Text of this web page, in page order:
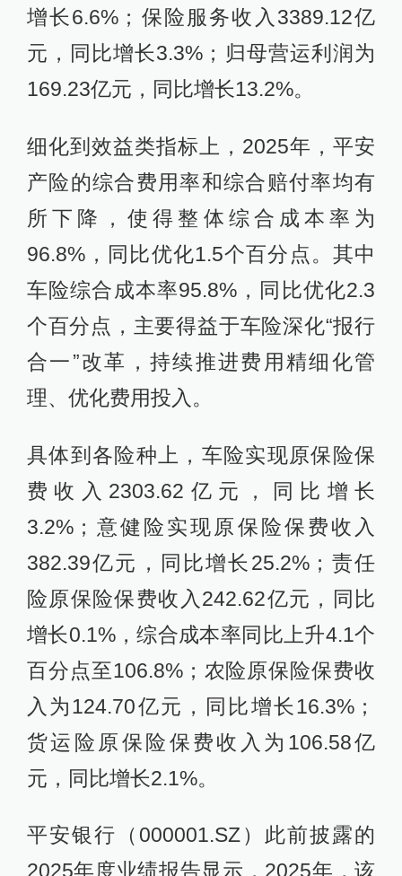
增长6.6%；保险服务收入3389.12亿
元，同比增长3.3%；归母营运利润为
169.23亿元，同比增长13.2%。
细化到效益类指标上，2025年，平安
产险的综合费用率和综合赔付率均有
所下降，使得整体综合成本率为
96.8%，同比优化1.5个百分点。其中
车险综合成本率95.8%，同比优化2.3
个百分点，主要得益于车险深化“报行
合一”改革，持续推进费用精细化管
理、优化费用投入。
具体到各险种上，车险实现原保险保
费收入2303.62亿元，同比增长
3.2%；意健险实现原保险保费收入
382.39亿元，同比增长25.2%；责任
险原保险保费收入242.62亿元，同比
增长0.1%，综合成本率同比上升4.1个
百分点至106.8%；农险原保险保费收
入为124.70亿元，同比增长16.3%；
货运险原保险保费收入为106.58亿
元，同比增长2.1%。
平安银行（000001.SZ）此前披露的
2025年度业绩报告显示，2025年，该